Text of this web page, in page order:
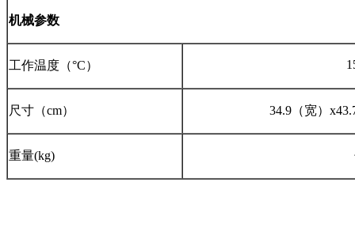
机械参数
工作温度（°C）
尺寸（cm） 34.9（宽）
重量(kg)